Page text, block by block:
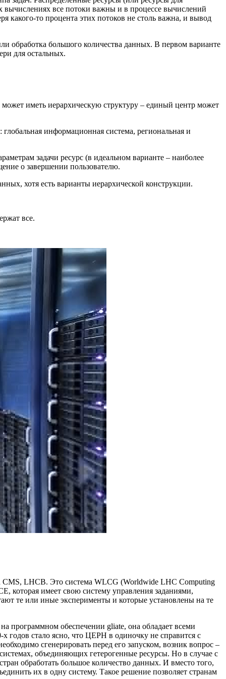
вычислениях все потоки важны и в процессе вычислений
какого-то процента этих потоков не столь важна, и вывод
обработка большого количества данных. В первом варианте
для остальных.
иметь иерархическую структуру – единый центр может
информационная система, региональная и
задачи ресурс (в идеальном варианте – наиболее
о завершении пользователю.
хотя есть варианты иерархической конструкции.
все.
CMS, LHCB. Это система WLCG (Worldwide LHC Computing
которая имеет свою систему управления заданиями,
те или иные эксперименты и которые установлены на те
программном обеспечении gliate, она обладает всеми
годов стало ясно, что ЦЕРН в одиночку не справится с
сгенерировать перед его запуском, возник вопрос –
объединяющих гетерогенные ресурсы. Но в случае с
обработать большое количество данных. И вместо того,
их в одну систему. Такое решение позволяет странам